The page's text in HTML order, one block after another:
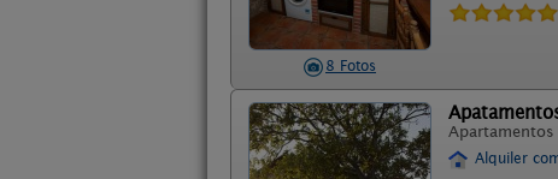
8 Fotos
Apartamentos
Alquiler